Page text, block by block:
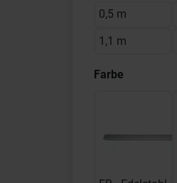
0,5 m
1,1 m
Farbe